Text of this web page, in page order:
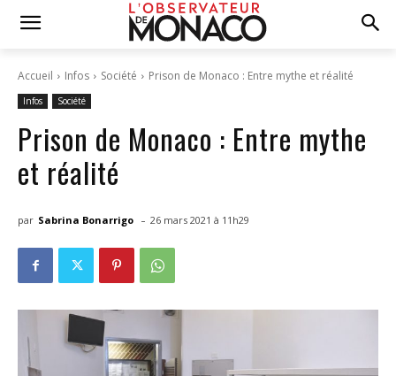
Accueil Infos Société Prison de Monaco : Entre mythe et réalité
Infos Société
Prison de Monaco : Entre mythe
et réalité
par Sabrina Bonarrigo - 26 mars 2021 à 11h29